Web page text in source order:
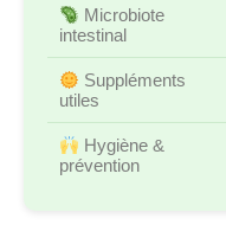
Microbiote
intestinal
Suppléments
utiles
Hygiène &
prévention